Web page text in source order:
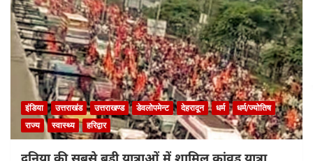
इंडिया उत्तराखंड उत्तराखण्ड डेवलोपमेन्ट देहरादून धर्म
धर्म/ज्योतिष
राज्य
स्वास्थ्य हरिद्वार
दुनिया की सबसे बड़ी यात्राओं में शामिल कांवड़ यात्रा